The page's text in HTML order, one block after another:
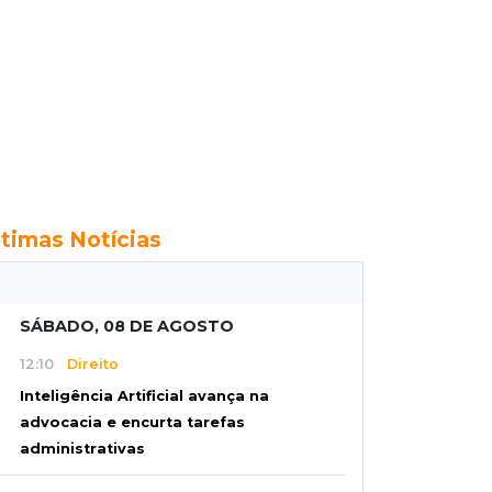
Notícias
SÁBADO, 08 DE AGOSTO
12:10 Direito
Inteligência Artificial avança na
advocacia e encurta tarefas
administrativas